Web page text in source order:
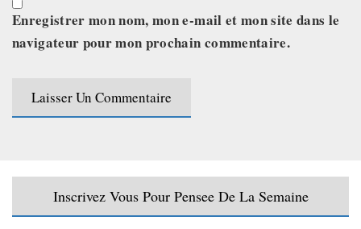
Enregistrer mon nom, mon e-mail et mon site dans le
navigateur pour mon prochain commentaire.
Inscrivez Vous Pour Pensee De La Semaine